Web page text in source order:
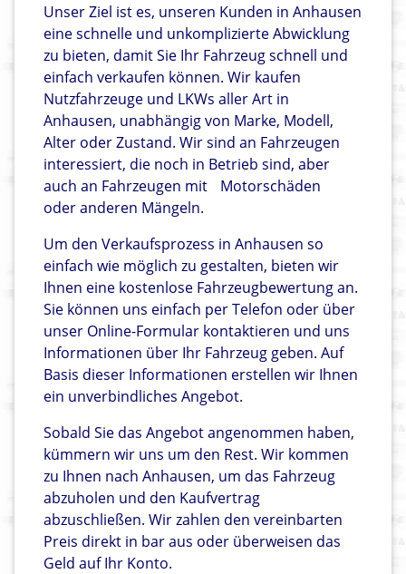
Unser Ziel ist es, unseren Kunden in Anhausen
eine schnelle und unkomplizierte Abwicklung
zu bieten, damit Sie Ihr Fahrzeug schnell und
einfach verkaufen können. Wir kaufen
Nutzfahrzeuge und LKWs aller Art in
Anhausen, unabhängig von Marke, Modell,
Alter oder Zustand. Wir sind an Fahrzeugen
interessiert, die noch in Betrieb sind, aber
auch an Fahrzeugen mit
Motorschäden
oder anderen Mängeln.
Um den Verkaufsprozess in Anhausen so
einfach wie möglich zu gestalten, bieten wir
Ihnen eine kostenlose Fahrzeugbewertung an.
Sie können uns einfach per Telefon oder über
unser Online-Formular kontaktieren und uns
Informationen über Ihr Fahrzeug geben. Auf
Basis dieser Informationen erstellen wir Ihnen
ein unverbindliches Angebot.
Sobald Sie das Angebot angenommen haben,
kümmern wir uns um den Rest. Wir kommen
zu Ihnen nach Anhausen, um das Fahrzeug
abzuholen und den Kaufvertrag
abzuschließen. Wir zahlen den vereinbarten
Preis direkt in bar aus oder überweisen das
Geld auf Ihr Konto.